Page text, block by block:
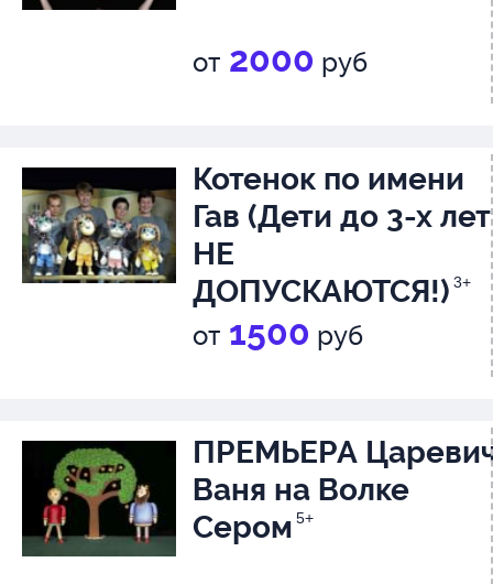
от 2000 руб
Котенок по имени
Гав (Дети до 3-х лет
НЕ
ДОПУСКАЮТСЯ!) 3+
от 1500 руб
ПРЕМЬЕРА
Ваня на Волке
Сером 5+